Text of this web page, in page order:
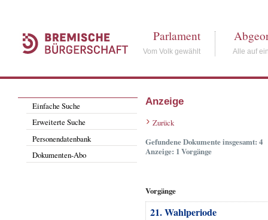
Parlament
Vom Volk gewählt Alle auf
Einfache Suche
Erweiterte Suche
Personendatenbank
Dokumenten-Abo
Anzeige
Zurück
Gefundene Dokumente insgesamt: 4
Anzeige: 1 Vorgänge
Vorgänge
21. Wahlperiode